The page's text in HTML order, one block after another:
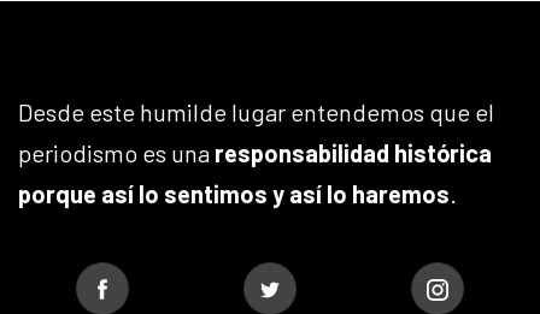
Desde este humilde lugar entendemos que el
periodismo es una responsabilidad histórica
porque así lo sentimos y así lo haremos.